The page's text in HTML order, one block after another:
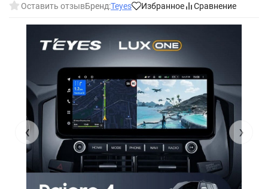
Оставить отзывБренд:Teyes Избранное Сравнение
‹ ›